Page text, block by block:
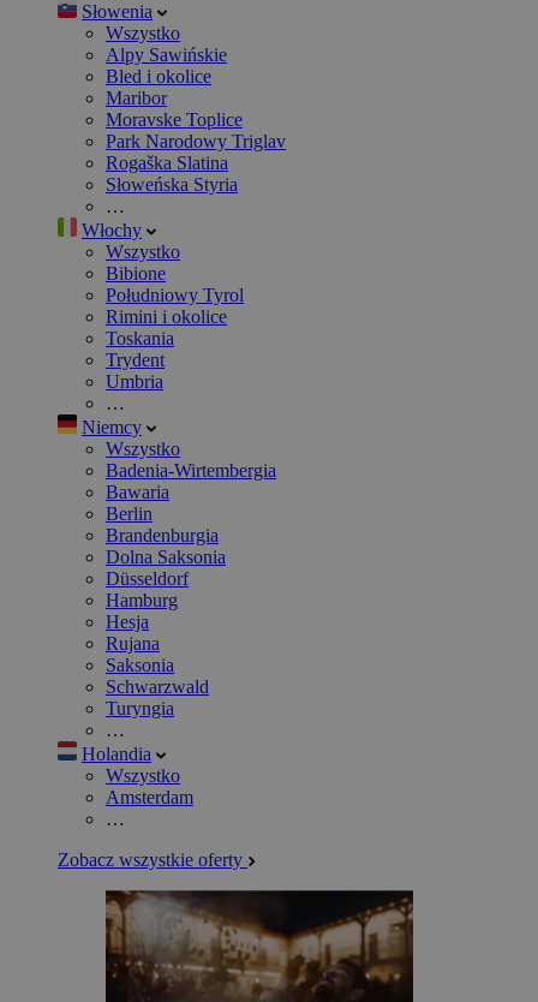
Słowenia
Wszystko
Alpy Sawińskie
Bled i okolice
Maribor
Moravske Toplice
Park Narodowy Triglav
Rogaška Slatina
Słoweńska Styria
…
Włochy
Wszystko
Bibione
Południowy Tyrol
Rimini i okolice
Toskania
Trydent
Umbria
…
Niemcy
Wszystko
Badenia-Wirtembergia
Bawaria
Berlin
Brandenburgia
Dolna Saksonia
Düsseldorf
Hamburg
Hesja
Rujana
Saksonia
Schwarzwald
Turyngia
…
Holandia
Wszystko
Amsterdam
…
Zobacz wszystkie oferty